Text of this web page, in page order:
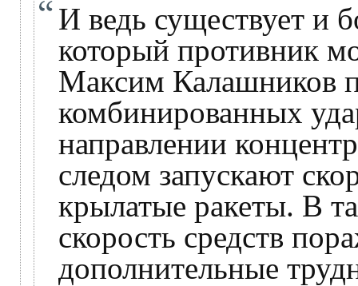
И ведь существует и
который противник
Максим Калашников
комбинированных
направлении
следом запускают
крылатые ракеты. В
скорость средств
дополнительные